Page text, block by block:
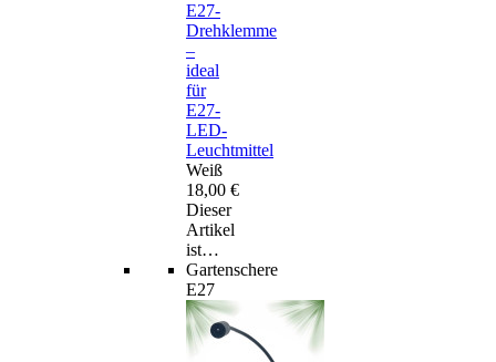
E27-
Drehklemme
–
ideal
für
E27-
LED-
Leuchtmittel
Weiß
18,00 €
Dieser
Artikel
ist…
Gartenschere
E27